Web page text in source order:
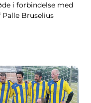
i forbindelse med
Bruselius